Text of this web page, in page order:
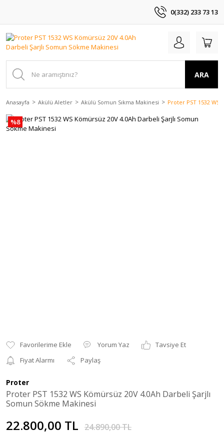
0(332) 233 73 13
ARA
Anasayfa Akülü Aletler Akülü Somun Sıkma Makinesi Proter PST 1532 WS
%8
Yorum Yaz
Tavsiye Et
Fiyat Alarmı
Paylaş
Proter
Proter PST 1532 WS Kömürsüz 20V 4.0Ah Darbeli Şarjlı
Somun Sökme Makinesi
22.800,00 TL 24.890,00 TL